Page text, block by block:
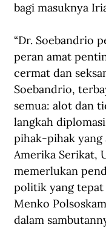
bagi masuknya
“Dr. Soebandrio
peran amat
cermat dan
Soebandrio,
semua: alot dan
langkah
pihak-pihak
Amerika Serikat,
memerlukan
politik yang
Menko
dalam